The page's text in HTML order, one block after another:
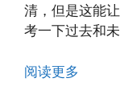
清，但是这能
考一下过去和未
阅读更多